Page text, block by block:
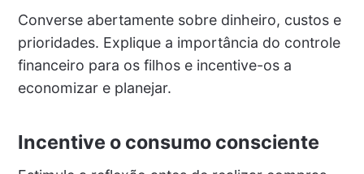
Converse abertamente sobre dinheiro, custos e
prioridades. Explique a importância do controle
financeiro para os filhos e incentive-os a
economizar e planejar.
Incentive o consumo consciente